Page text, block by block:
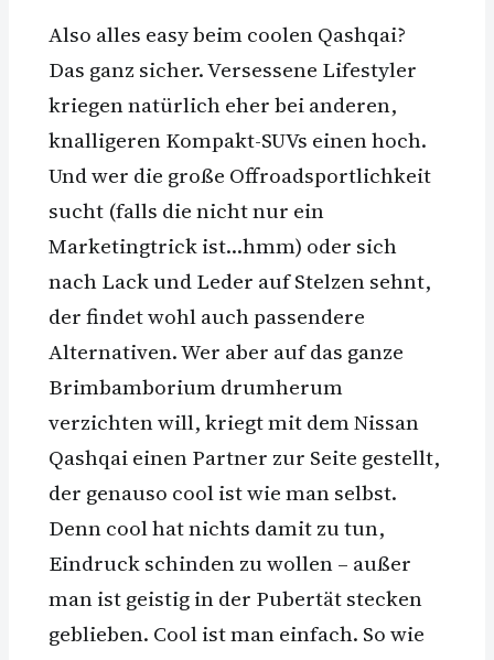
Also alles easy beim coolen Qashqai?
Das ganz sicher. Versessene Lifestyler
kriegen natürlich eher bei anderen,
knalligeren Kompakt-SUVs einen hoch.
Und wer die große Offroadsportlichkeit
sucht (falls die nicht nur ein
Marketingtrick ist…hmm) oder sich
nach Lack und Leder auf Stelzen sehnt,
der findet wohl auch passendere
Alternativen. Wer aber auf das ganze
Brimbamborium drumherum
verzichten will, kriegt mit dem Nissan
Qashqai einen Partner zur Seite gestellt,
der genauso cool ist wie man selbst.
Denn cool hat nichts damit zu tun,
Eindruck schinden zu wollen – außer
man ist geistig in der Pubertät stecken
geblieben. Cool ist man einfach. So wie